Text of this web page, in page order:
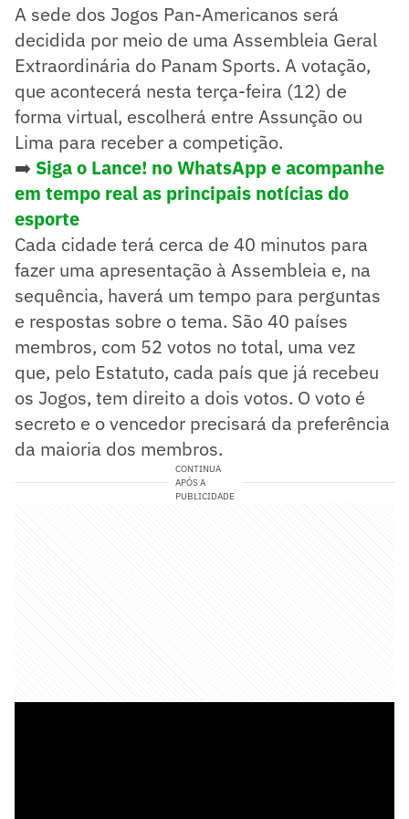
A sede dos Jogos Pan-Americanos será
decidida por meio de uma Assembleia Geral
Extraordinária do Panam Sports. A votação,
que acontecerá nesta terça-feira (12) de
forma virtual, escolherá entre Assunção ou
Lima para receber a competição.
➡️ Siga o Lance! no WhatsApp e acompanhe
em tempo real as principais notícias do
esporte
Cada cidade terá cerca de 40 minutos para
fazer uma apresentação à Assembleia e, na
sequência, haverá um tempo para perguntas
e respostas sobre o tema. São 40 países
membros, com 52 votos no total, uma vez
que, pelo Estatuto, cada país que já recebeu
os Jogos, tem direito a dois votos. O voto é
secreto e o vencedor precisará da preferência
da maioria dos membros.
CONTINUA
APÓS A
PUBLICIDADE